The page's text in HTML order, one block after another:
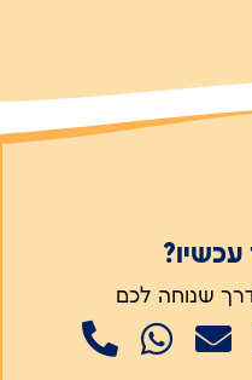
עכשיו?
שנוחה לכם